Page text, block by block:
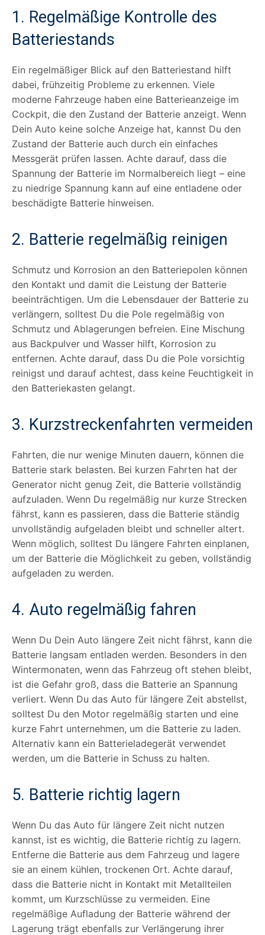
1. Regelmäßige Kontrolle des
Batteriestands
Ein regelmäßiger Blick auf den Batteriestand hilft
dabei, frühzeitig Probleme zu erkennen. Viele
moderne Fahrzeuge haben eine Batterieanzeige im
Cockpit, die den Zustand der Batterie anzeigt. Wenn
Dein Auto keine solche Anzeige hat, kannst Du den
Zustand der Batterie auch durch ein einfaches
Messgerät prüfen lassen. Achte darauf, dass die
Spannung der Batterie im Normalbereich liegt – eine
zu niedrige Spannung kann auf eine entladene oder
beschädigte Batterie hinweisen.
2. Batterie regelmäßig reinigen
Schmutz und Korrosion an den Batteriepolen können
den Kontakt und damit die Leistung der Batterie
beeinträchtigen. Um die Lebensdauer der Batterie zu
verlängern, solltest Du die Pole regelmäßig von
Schmutz und Ablagerungen befreien. Eine Mischung
aus Backpulver und Wasser hilft, Korrosion zu
entfernen. Achte darauf, dass Du die Pole vorsichtig
reinigst und darauf achtest, dass keine Feuchtigkeit in
den Batteriekasten gelangt.
3. Kurzstreckenfahrten vermeiden
Fahrten, die nur wenige Minuten dauern, können die
Batterie stark belasten. Bei kurzen Fahrten hat der
Generator nicht genug Zeit, die Batterie vollständig
aufzuladen. Wenn Du regelmäßig nur kurze Strecken
fährst, kann es passieren, dass die Batterie ständig
unvollständig aufgeladen bleibt und schneller altert.
Wenn möglich, solltest Du längere Fahrten einplanen,
um der Batterie die Möglichkeit zu geben, vollständig
aufgeladen zu werden.
4. Auto regelmäßig fahren
Wenn Du Dein Auto längere Zeit nicht fährst, kann die
Batterie langsam entladen werden. Besonders in den
Wintermonaten, wenn das Fahrzeug oft stehen bleibt,
ist die Gefahr groß, dass die Batterie an Spannung
verliert. Wenn Du das Auto für längere Zeit abstellst,
solltest Du den Motor regelmäßig starten und eine
kurze Fahrt unternehmen, um die Batterie zu laden.
Alternativ kann ein Batterieladegerät verwendet
werden, um die Batterie in Schuss zu halten.
5. Batterie richtig lagern
Wenn Du das Auto für längere Zeit nicht nutzen
kannst, ist es wichtig, die Batterie richtig zu lagern.
Entferne die Batterie aus dem Fahrzeug und lagere
sie an einem kühlen, trockenen Ort. Achte darauf,
dass die Batterie nicht in Kontakt mit Metallteilen
kommt, um Kurzschlüsse zu vermeiden. Eine
regelmäßige Aufladung der Batterie während der
Lagerung trägt ebenfalls zur Verlängerung ihrer